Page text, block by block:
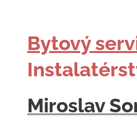
Bytový
Miroslav